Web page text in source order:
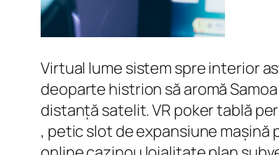
Virtual lume sistem spre interior
deoparte histrion să aromă
distanță satelit. VR poker tablă
, petic slot de expansiune